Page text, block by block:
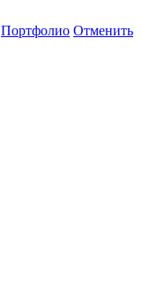
Портфолио Отменить